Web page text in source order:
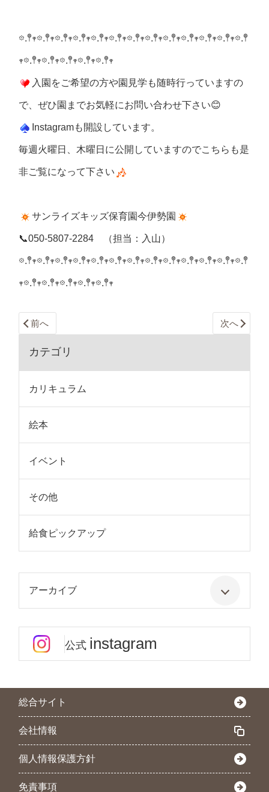
𖡼.𖤣𖥧𖡼.𖤣𖥧𖡼.𖤣𖥧𖡼.𖤣𖥧𖡼.𖤣𖥧𖡼.𖤣𖥧𖡼.𖤣𖥧𖡼.𖤣𖥧𖡼.𖤣𖥧𖡼.𖤣𖥧𖡼.𖤣𖥧𖡼.𖤣𖥧𖡼.𖤣
𖥧𖡼.𖤣𖥧𖡼.𖤣𖥧𖡼.𖤣𖥧𖡼.𖤣𖥧𖡼.𖤣𖥧
入園をご希望の方や園見学も随時行っていますの
で、ぜひ園までお気軽にお問い合わせ下さい😊
Instagramも開設しています。
毎週火曜日、木曜日に公開していますのでこちらも是
非ご覧になって下さい
サンライズキッズ保育園今伊勢園
📞050-5807-2284 （担当：入山）
𖡼.𖤣𖥧𖡼.𖤣𖥧𖡼.𖤣𖥧𖡼.𖤣𖥧𖡼.𖤣𖥧𖡼.𖤣𖥧𖡼.𖤣𖥧𖡼.𖤣𖥧𖡼.𖤣𖥧𖡼.𖤣𖥧𖡼.𖤣𖥧𖡼.𖤣𖥧𖡼.𖤣
𖥧𖡼.𖤣𖥧𖡼.𖤣𖥧𖡼.𖤣𖥧𖡼.𖤣𖥧𖡼.𖤣𖥧
前へ 次へ
カテゴリ
カリキュラム
絵本
イベント
その他
給食ピックアップ
アーカイブ
公式 instagram
総合サイト
会社情報
個人情報保護方針
免責事項